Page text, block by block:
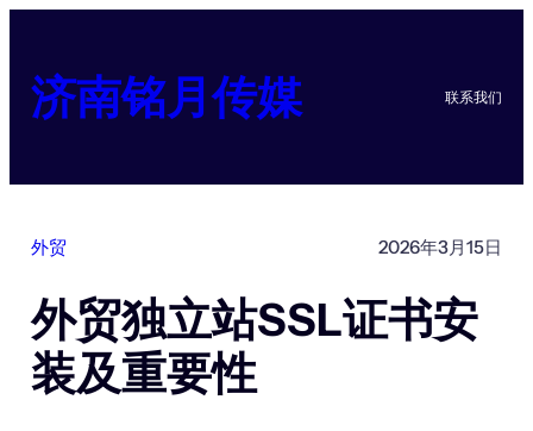
济南铭月传媒 联系我们
外贸 2026年3月15日
外贸独立站SSL证书安
装及重要性